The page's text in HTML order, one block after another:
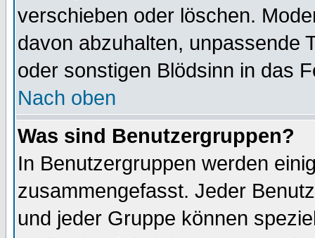
verschieben oder löschen.
davon abzuhalten, unpassende
oder sonstigen Blödsinn in das
Nach oben
Was sind Benutzergruppen?
In Benutzergruppen werden
zusammengefasst. Jeder
und jeder Gruppe können